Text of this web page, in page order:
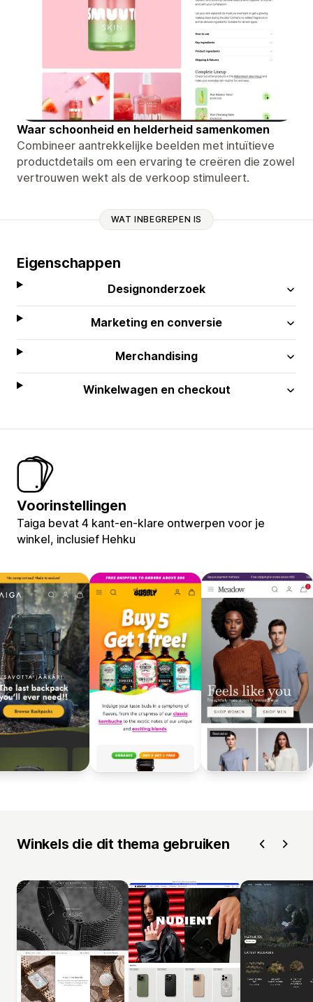
Waar schoonheid en helderheid samenkomen
Combineer aantrekkelijke beelden met intuïtieve
productdetails om een ​​ervaring te creëren die zowel
vertrouwen wekt als de verkoop stimuleert.
WAT INBEGREPEN IS
Eigenschappen
Designonderzoek
Marketing en conversie
Merchandising
Winkelwagen en checkout
Voorinstellingen
Taiga bevat 4 kant-en-klare ontwerpen voor je
winkel, inclusief Hehku
Winkels die dit thema gebruiken